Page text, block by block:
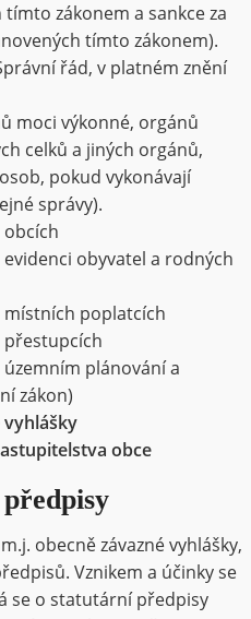
zákonem a sankce za
tímto zákonem).
řád, v platném znění
moci výkonné, orgánů
celků a jiných orgánů,
pokud vykonávají
správy).
obcích
evidenci obyvatel a rodných
místních poplatcích
přestupcích
územním plánování a
zákon)
vyhlášky
obce
obecně závazné vyhlášky,
Vznikem a účinky se
se o statutární předpisy